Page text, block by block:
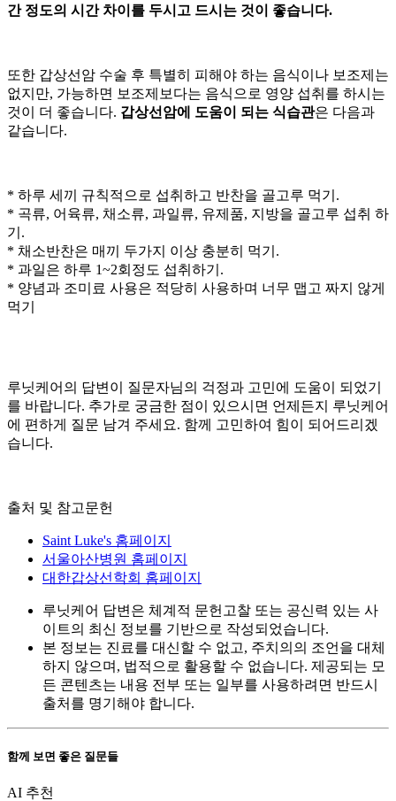
간 정도의 시간 차이를 두시고 드시는 것이 좋습니다.
또한 갑상선암 수술 후 특별히 피해야 하는 음식이나 보조제는
없지만, 가능하면 보조제보다는 음식으로 영양 섭취를 하시는
것이 더 좋습니다. 갑상선암에 도움이 되는 식습관은 다음과
같습니다.
* 하루 세끼 규칙적으로 섭취하고 반찬을 골고루 먹기.
* 곡류, 어육류, 채소류, 과일류, 유제품, 지방을 골고루 섭취 하
기.
* 채소반찬은 매끼 두가지 이상 충분히 먹기.
* 과일은 하루 1~2회정도 섭취하기.
* 양념과 조미료 사용은 적당히 사용하며 너무 맵고 짜지 않게
먹기
루닛케어의 답변이 질문자님의 걱정과 고민에 도움이 되었기
를 바랍니다. 추가로 궁금한 점이 있으시면 언제든지 루닛케어
에 편하게 질문 남겨 주세요. 함께 고민하여 힘이 되어드리겠
습니다.
출처 및 참고문헌
Saint Luke's 홈페이지
서울아산병원 홈페이지
대한갑상선학회 홈페이지
루닛케어 답변은 체계적 문헌고찰 또는 공신력 있는 사
이트의 최신 정보를 기반으로 작성되었습니다.
본 정보는 진료를 대신할 수 없고, 주치의의 조언을 대체
하지 않으며, 법적으로 활용할 수 없습니다. 제공되는 모
든 콘텐츠는 내용 전부 또는 일부를 사용하려면 반드시
출처를 명기해야 합니다.
함께 보면 좋은 질문들
AI 추천